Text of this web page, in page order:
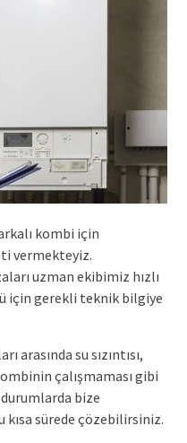
kombi için
vermekteyiz.
uzman ekibimiz hızlı
için gerekli teknik bilgiye
arasında su sızıntısı,
çalışmaması gibi
bize
sürede çözebilirsiniz.